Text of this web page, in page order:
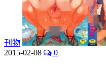
刊物
2015-02-08
0